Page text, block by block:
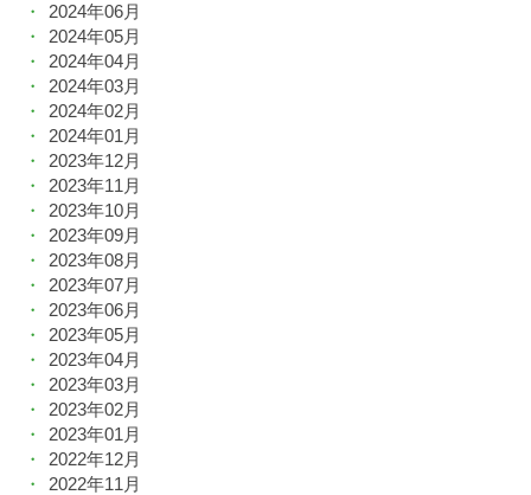
2024年06月
2024年05月
2024年04月
2024年03月
2024年02月
2024年01月
2023年12月
2023年11月
2023年10月
2023年09月
2023年08月
2023年07月
2023年06月
2023年05月
2023年04月
2023年03月
2023年02月
2023年01月
2022年12月
2022年11月